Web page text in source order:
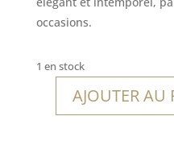
occasions.
1 en stock
quantitéAJOUTER AU